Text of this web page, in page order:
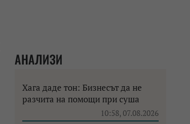
АНАЛИЗИ
Хага даде тон: Бизнесът да не
разчита на помощи при суша
10:58, 07.08.2026